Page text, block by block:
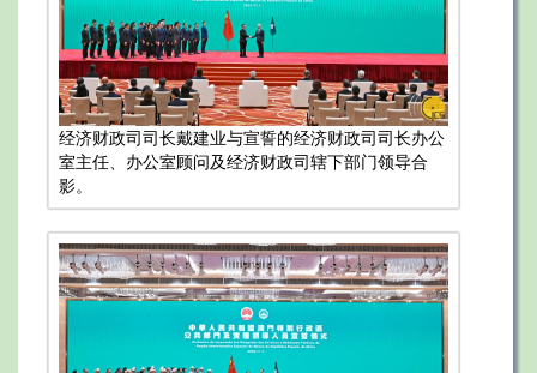
经济财政司司长戴建业与宣誓的经济财政司司长办公
室主任、办公室顾问及经济财政司辖下部门领导合
影。